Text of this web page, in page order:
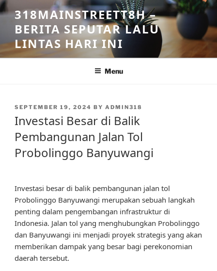
Skip
to
content
318MAINSTREETT8H –
BERITA SEPUTAR LALU
LINTAS HARI INI
Menu
POSTED
SEPTEMBER 19, 2024 BY ADMIN318
Investasi Besar di Balik
Pembangunan Jalan Tol
Probolinggo Banyuwangi
Investasi besar di balik pembangunan jalan tol
Probolinggo Banyuwangi merupakan sebuah langkah
penting dalam pengembangan infrastruktur di
Indonesia. Jalan tol yang menghubungkan Probolinggo
dan Banyuwangi ini menjadi proyek strategis yang akan
memberikan dampak yang besar bagi perekonomian
daerah tersebut.